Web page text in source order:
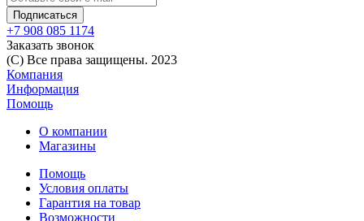
+7 908 085 1174
Заказать звонок
(C) Все права защищены. 2023
Компания
Информация
Помощь
О компании
Магазины
Помощь
Условия оплаты
Гарантия на товар
Возможности